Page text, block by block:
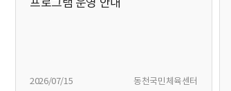
프로그램 운영 안내
동천국민체육센터
2026/07/15